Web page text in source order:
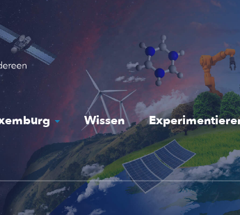
Wissen